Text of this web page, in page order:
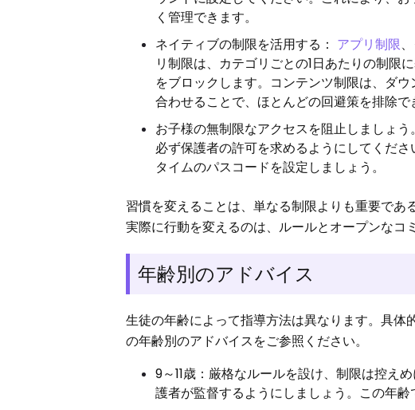
く管理できます。
ネイティブの制限を活用する： アプリ制限
リ制限は、カテゴリごとの1日あたりの制限
をブロックします。コンテンツ制限は、ダ
合わせることで、ほとんどの回避策を排除で
お子様の無制限なアクセスを阻止しましょ
必ず保護者の許可を求めるようにしてくだ
タイムのパスコードを設定しましょう。
習慣を変えることは、単なる制限よりも重要であ
実際に行動を変えるのは、ルールとオープンなコ
年齢別のアドバイス
生徒の年齢によって指導方法は異なります。具
の年齢別のアドバイスをご参照ください。
9～11歳：厳格なルールを設け、制限は控え
護者が監督するようにしましょう。この年